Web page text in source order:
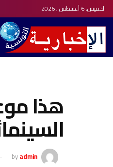
الخميس, 6 أغسطس , 2026
هذا
byadmin